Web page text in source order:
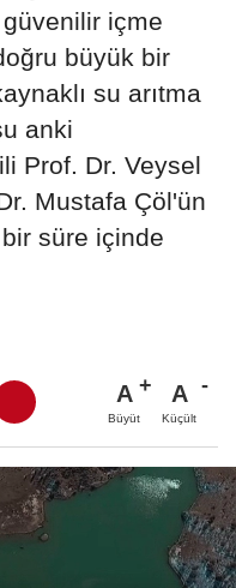
içme
büyük bir
su arıtma
anki
Prof. Dr. Veysel
Mustafa Çöl'ün
süre içinde
A
Büyüt
A
Küçült